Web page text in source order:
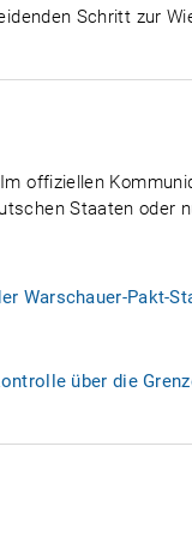
Schritt zur
offiziellen
Staaten oder
Warschauer-Pakt-
über die